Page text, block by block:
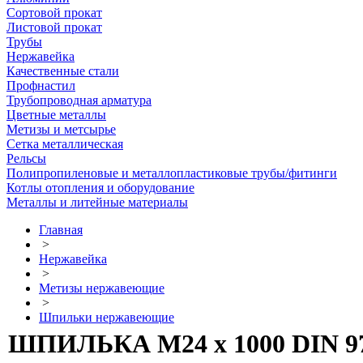
Сортовой прокат
Листовой прокат
Трубы
Нержавейка
Качественные стали
Профнастил
Трубопроводная арматура
Цветные металлы
Метизы и метсырье
Сетка металлическая
Рельсы
Полипропиленовые и металлопластиковые трубы/фитинги
Котлы отопления и оборудование
Металлы и литейные материалы
Главная
>
Нержавейка
>
Метизы нержавеющие
>
Шпильки нержавеющие
ШПИЛЬКА М24 х 1000 DIN